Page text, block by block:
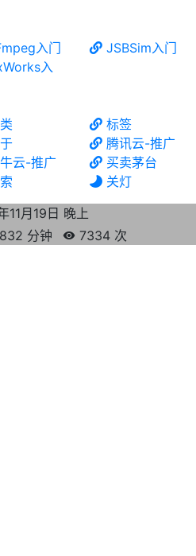
入门
JSBSim入门
入
标签
腾讯云-推广
云-推广
买卖茅台
关灯
11月19日 晚上
832 分钟 7334次